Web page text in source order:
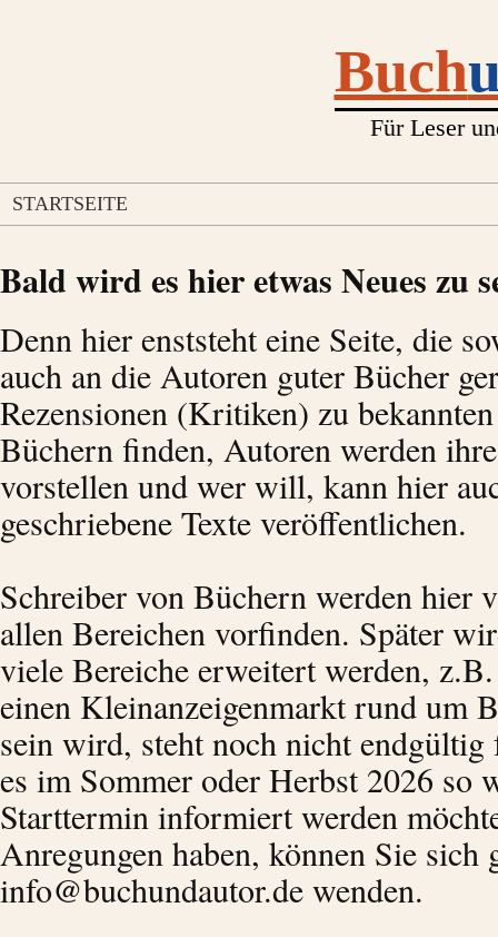
Buch
Für Leser
STARTSEITE
Bald wird es hier etwas Neues zu
Denn hier enststeht eine Seite, die
auch an die Autoren guter Bücher
Rezensionen (Kritiken) zu
Büchern finden, Autoren werden
vorstellen und wer will, kann hier
geschriebene Texte veröffentlichen.
Schreiber von Büchern werden hier
allen Bereichen vorfinden. Später
viele Bereiche erweitert werden,
einen Kleinanzeigenmarkt rund um
sein wird, steht noch nicht
es im Sommer oder Herbst 2026 so
Starttermin informiert werden
Anregungen haben, können Sie sich
info@buchundautor.de wenden.